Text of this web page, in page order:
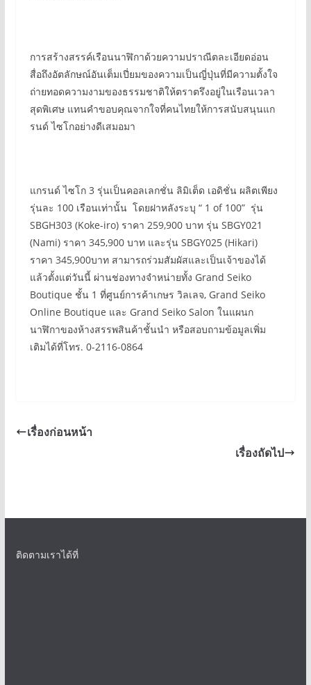
การสร้างสรรค์เรือนนาฬิกาด้วยความปราณีตละเอียดอ่อน
สื่อถึงอัตลักษณ์อันเต็มเปี่ยมของความเป็นญี่ปุ่นที่มีความตั้งใจ
ถ่ายทอดความงามของธรรมชาติให้ตราตรึงอยู่ในเรือนเวลา
สุดพิเศษ แทนคำขอบคุณจากใจที่คนไทยให้การสนับสนุนแก
รนด์ ไซโกอย่างดีเสมอมา
แกรนด์ ไซโก 3 รุ่นเป็นคอลเลกชั่น ลิมิเต็ด เอดิชั่น ผลิตเพียง
รุ่นละ 100 เรือนเท่านั้น โดยฝาหลังระบุ “ 1 of 100” รุ่น
SBGH303 (Koke-iro) ราคา 259,900 บาท รุ่น SBGY021
(Nami) ราคา 345,900 บาท และรุ่น SBGY025 (Hikari)
ราคา 345,900บาท สามารถร่วมสัมผัสและเป็นเจ้าของได้
แล้วตั้งแต่วันนี้ ผ่านช่องทางจำหน่ายทั้ง Grand Seiko
Boutique ชั้น 1 ที่ศูนย์การค้าเกษร วิลเลจ, Grand Seiko
Online Boutique และ Grand Seiko Salon ในแผนก
นาฬิกาของห้างสรรพสินค้าชั้นนำ หรือสอบถามข้อมูลเพิ่ม
เติมได้ที่โทร. 0-2116-0864
เรื่องก่อนหน้า
เรื่องถัดไป
ติดตามเราได้ที่